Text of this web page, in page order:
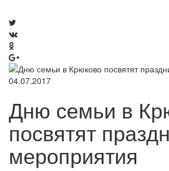
04.07.2017
Дню семьи в
посвятят
мероприятия